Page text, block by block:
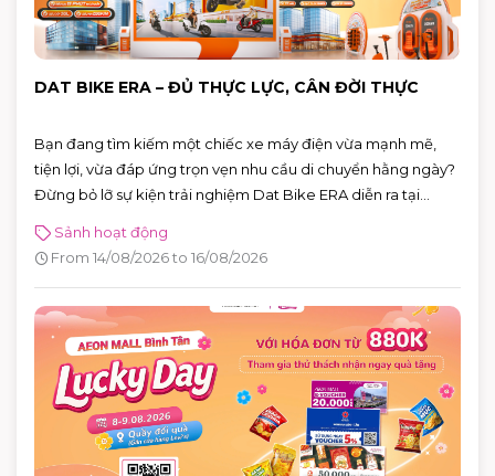
DAT BIKE ERA – ĐỦ THỰC LỰC, CÂN ĐỜI THỰC
Bạn đang tìm kiếm một chiếc xe máy điện vừa mạnh mẽ,
tiện lợi, vừa đáp ứng trọn vẹn nhu cầu di chuyển hằng ngày?
Đừng bỏ lỡ sự kiện trải nghiệm Dat Bike ERA diễn ra tại
tiếp khám phá những mẫu xe điện thế hệ mới, đăng ký lái
thử và nhận nhiều phần quà hấp dẫn.
Sảnh hoạt động
From 14/08/2026 to 16/08/2026